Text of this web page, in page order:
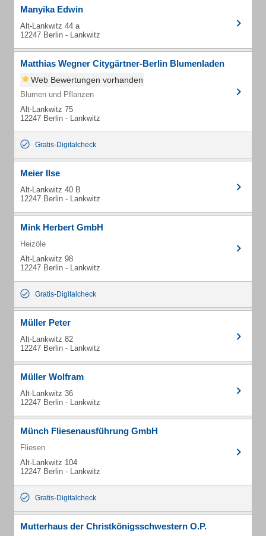
Manyika Edwin
Alt-Lankwitz 44 a
12247 Berlin - Lankwitz
Matthias Wegner Citygärtner-Berlin Blumenladen
Web Bewertungen vorhanden
Blumen und Pflanzen
Alt-Lankwitz 75
12247 Berlin - Lankwitz
Gratis-Digitalcheck
Meier Ilse
Alt-Lankwitz 40 B
12247 Berlin - Lankwitz
Mink Herbert GmbH
Heizöle
Alt-Lankwitz 98
12247 Berlin - Lankwitz
Gratis-Digitalcheck
Müller Peter
Alt-Lankwitz 82
12247 Berlin - Lankwitz
Müller Wolfram
Alt-Lankwitz 36
12247 Berlin - Lankwitz
Münch Fliesenausführung GmbH
Fliesen
Alt-Lankwitz 104
12247 Berlin - Lankwitz
Gratis-Digitalcheck
Mutterhaus der Christkönigsschwestern O.P.